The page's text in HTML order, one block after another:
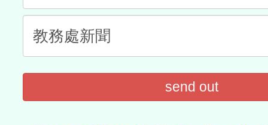
send out